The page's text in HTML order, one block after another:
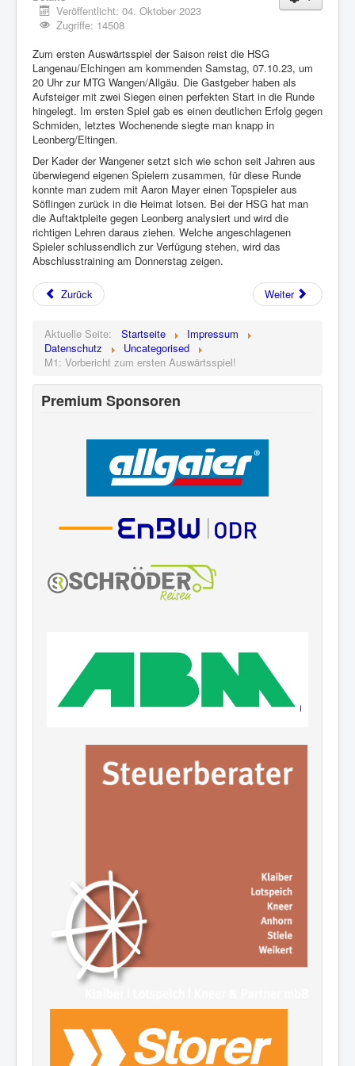
Veröffentlicht: 04. Oktober 2023
Zugriffe: 14508
Zum ersten Auswärtsspiel der Saison reist die HSG
Langenau/Elchingen am kommenden Samstag, 07.10.23, um
20 Uhr zur MTG Wangen/Allgäu. Die Gastgeber haben als
Aufsteiger mit zwei Siegen einen perfekten Start in die Runde
hingelegt. Im ersten Spiel gab es einen deutlichen Erfolg gegen
Schmiden, letztes Wochenende siegte man knapp in
Leonberg/Eltingen.
Der Kader der Wangener setzt sich wie schon seit Jahren aus
überwiegend eigenen Spielern zusammen, für diese Runde
konnte man zudem mit Aaron Mayer einen Topspieler aus
Söflingen zurück in die Heimat lotsen. Bei der HSG hat man
die Auftaktpleite gegen Leonberg analysiert und wird die
richtigen Lehren daraus ziehen. Welche angeschlagenen
Spieler schlussendlich zur Verfügung stehen, wird das
Abschlusstraining am Donnerstag zeigen.
Zurück Weiter
Aktuelle Seite: Startseite
Impressum
Datenschutz
Uncategorised
M1: Vorbericht zum ersten Auswärtsspiel!
Premium Sponsoren